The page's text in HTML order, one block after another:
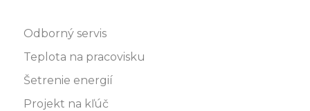
Odborný servis
Teplota na pracovisku
Šetrenie energií
Projekt na kľúč